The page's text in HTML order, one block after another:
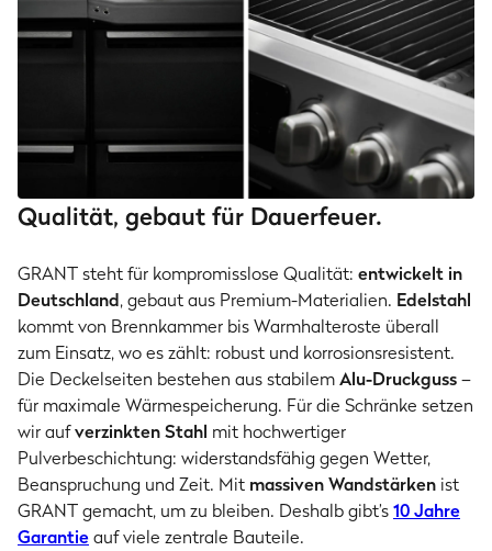
Qualität, gebaut für Dauerfeuer.
GRANT steht für kompromisslose Qualität: entwickelt in
Deutschland, gebaut aus Premium-Materialien. Edelstahl
kommt von Brennkammer bis Warmhalteroste überall
zum Einsatz, wo es zählt: robust und korrosionsresistent.
Die Deckelseiten bestehen aus stabilemAlu-Druckguss–
für maximale Wärmespeicherung. Für die Schränke setzen
wir aufverzinkten Stahl mit hochwertiger
Pulverbeschichtung: widerstandsfähig gegen Wetter,
Beanspruchung und Zeit. Mit massiven Wandstärken ist
GRANT gemacht, um zu bleiben. Deshalb gibt’s10 Jahre
Garantieauf viele zentrale Bauteile.